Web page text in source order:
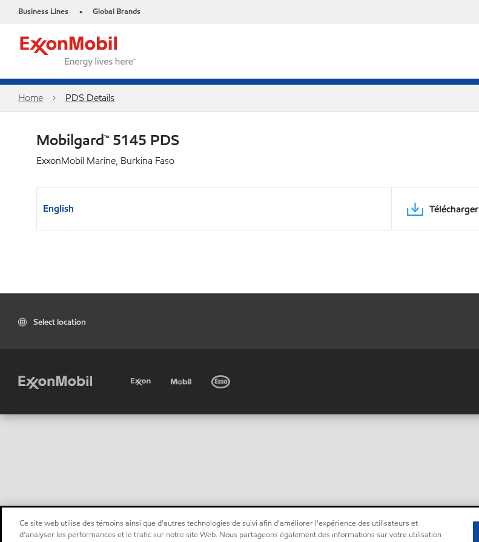
Business Lines • Global Brands
Home PDS Details
Mobilgard™ 5145 PDS
ExxonMobil Marine, Burkina Faso
English Télécharger
Select location
Ce site web utilise des témoins ainsi que d'autres technologies de suivi afin d'améliorer l'expérience des utilisateurs et
d'analyser les performances et le trafic sur notre site Web. Nous partageons également des informations sur votre utilisation